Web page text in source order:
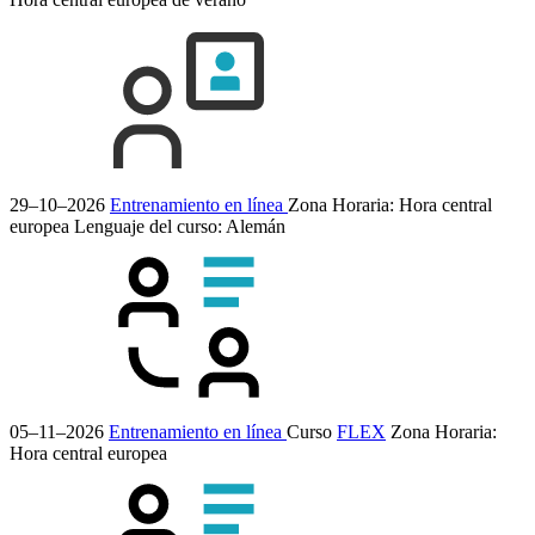
29–10–2026 Entrenamiento en línea Zona Horaria: Hora central
europea Lenguaje del curso: Alemán
05–11–2026 Entrenamiento en línea Curso FLEX Zona Horaria:
Hora central europea